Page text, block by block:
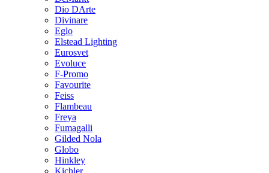
Dio DArte
Divinare
Eglo
Elstead Lighting
Eurosvet
Evoluce
F-Promo
Favourite
Feiss
Flambeau
Freya
Fumagalli
Gilded Nola
Globo
Hinkley
Kichler